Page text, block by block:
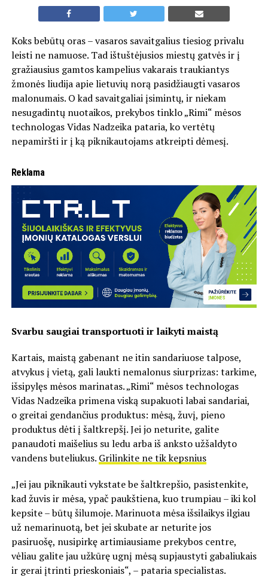
Koks bebūtų oras – vasaros savaitgalius tiesiog privalu
leisti ne namuose. Tad ištuštėjusios miestų gatvės ir į
gražiausius gamtos kampelius vakarais traukiantys
žmonės liudija apie lietuvių norą pasidžiaugti vasaros
malonumais. O kad savaitgaliai įsimintų, ir niekam
nesugadintų nuotaikos, prekybos tinklo „Rimi“ mėsos
technologas Vidas Nadzeika pataria, ko vertėtų
nepamiršti ir į ką piknikautojams atkreipti dėmesį.
Reklama
Svarbu saugiai transportuoti ir laikyti maistą
Kartais, maistą gabenant ne itin sandariuose talpose,
atvykus į vietą, gali laukti nemalonus siurprizas: tarkime,
išsipylęs mėsos marinatas. „Rimi“ mėsos technologas
Vidas Nadzeika primena viską supakuoti labai sandariai,
o greitai gendančius produktus: mėsą, žuvį, pieno
produktus dėti į šaltkrepšį. Jei jo neturite, galite
panaudoti maišelius su ledu arba iš anksto užšaldyto
vandens buteliukus. Grilinkite ne tik kepsnius
„Jei jau piknikauti vykstate be šaltkrepšio, pasistenkite,
kad žuvis ir mėsa, ypač paukštiena, kuo trumpiau – iki kol
kepsite – būtų šilumoje. Marinuota mėsa išsilaikys ilgiau
už nemarinuotą, bet jei skubate ar neturite jos
pasiruošę, nusipirkę artimiausiame prekybos centre,
vėliau galite jau užkūrę ugnį mėsą supjaustyti gabaliukais
ir gerai įtrinti prieskoniais“, – pataria specialistas.